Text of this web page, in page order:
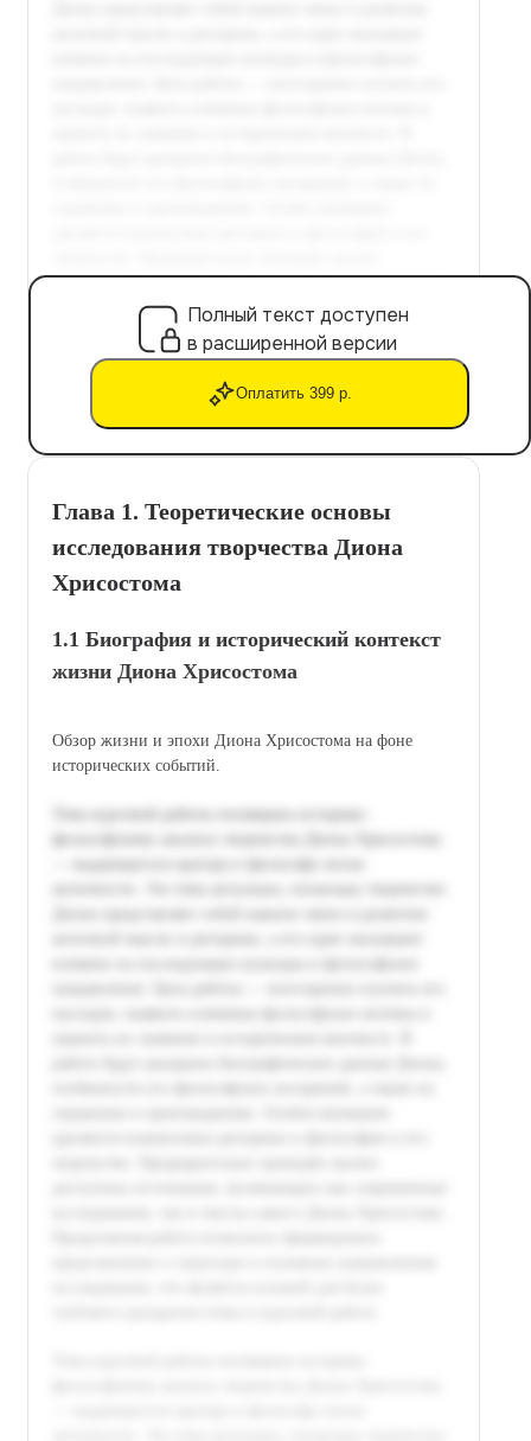
Полный текст доступен
в расширенной версии
Оплатить 399 р.
Глава 1. Теоретические основы
исследования творчества Диона
Хрисостома
1.1 Биография и исторический контекст
жизни Диона Хрисостома
Обзор жизни и эпохи Диона Хрисостома на фоне
исторических событий.